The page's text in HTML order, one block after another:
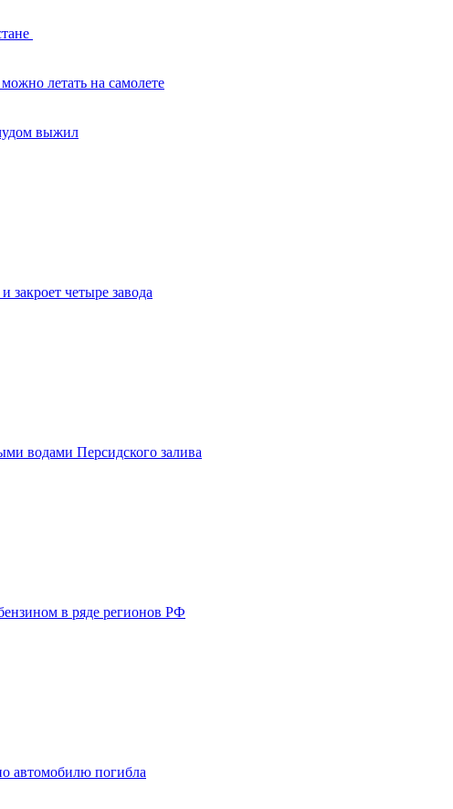
летать на самолете
выжил
закроет четыре завода
водами Персидского залива
в ряде регионов РФ
автомобилю погибла